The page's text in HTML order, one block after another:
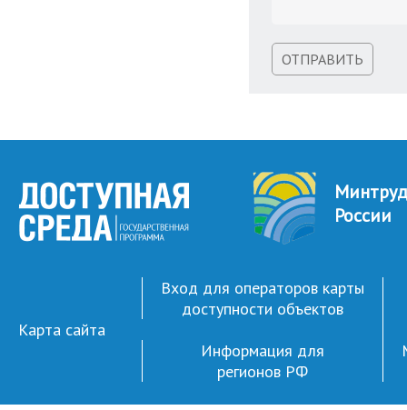
ОТПРАВИТЬ
Минтруд
России
Карта сайта
Вход для операторов карты
доступности объектов
Информация для
регионов РФ